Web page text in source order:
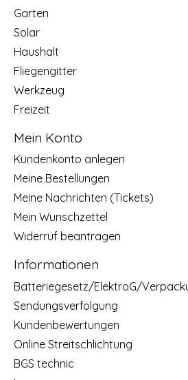
Garten
Solar
Haushalt
Fliegengitter
Werkzeug
Freizeit
Mein Konto
Kundenkonto anlegen
Meine Bestellungen
Meine Nachrichten (Tickets)
Mein Wunschzettel
Widerruf beantragen
Informationen
Batteriegesetz/ElektroG/
Sendungsverfolgung
Kundenbewertungen
Online Streitschlichtung
BGS technic